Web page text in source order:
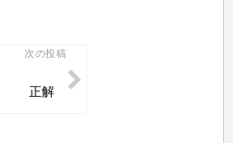
次の投稿
正解